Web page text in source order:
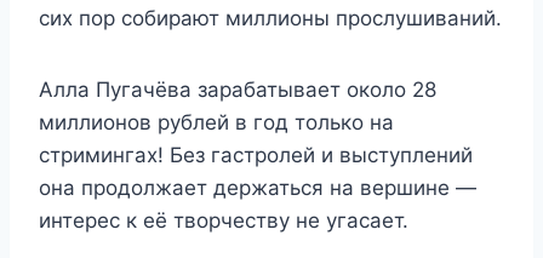
сих пор собирают миллионы прослушиваний.
Алла Пугачёва зарабатывает около 28
миллионов рублей в год только на
стримингах! Без гастролей и выступлений
она продолжает держаться на вершине —
интерес к её творчеству не угасает.